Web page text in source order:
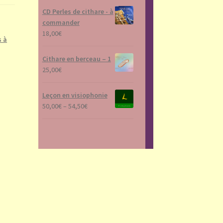
à
CD Perles de cithare - à
commander
18,00€
Cithare en berceau – 1
25,00€
Leçon en visiophonie
50,00€– 54,50€